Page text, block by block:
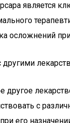
является
осложнений
другими
другое
с
его